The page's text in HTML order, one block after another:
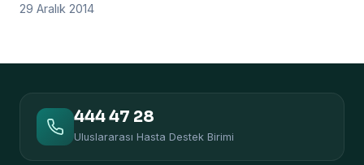
29 Aralık 2014
444 47 28
Uluslararası Hasta Destek Birimi